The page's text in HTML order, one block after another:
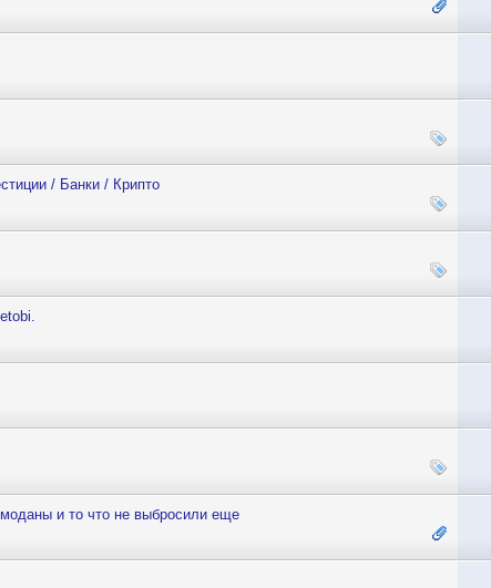
/ Банки / Крипто
и то что не выбросили еще